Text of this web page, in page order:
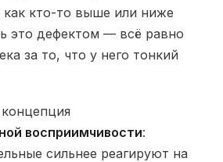
как кто-то выше или ниже
это дефектом — всё равно
за то, что у него тонкий
восприимчивости:
сильнее реагируют на